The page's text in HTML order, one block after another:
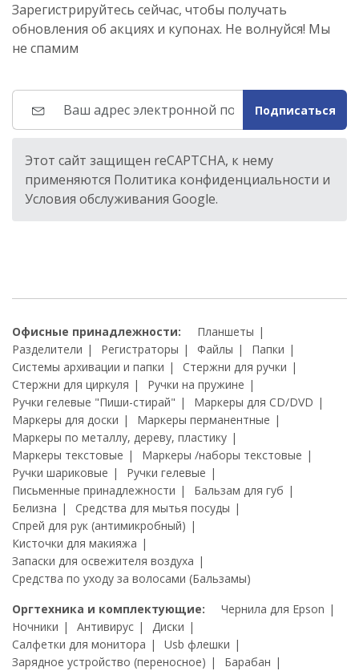
Зарегистрируйтесь сейчас, чтобы получать
обновления об акциях и купонах. Не волнуйся! Мы
не спамим
Подписаться
Этот сайт защищен reCAPTCHA, к нему
применяются Политика конфиденциальности и
Условия обслуживания Google.
Офисные принадлежности:
Планшеты
Разделители
Регистраторы Файлы
Папки
Системы архивации и папки
Стержни для ручки
Стержни для циркуля
Ручки на пружине
Ручки гелевые "Пиши-стирай"
Маркеры для CD/DVD
Маркеры для доски
Маркеры перманентные
Маркеры по металлу, дереву, пластику
Маркеры текстовые
Маркеры /наборы текстовые
Ручки шариковые
Ручки гелевые
Письменные принадлежности
Бальзам для губ
Белизна
Средства для мытья посуды
Спрей для рук (антимикробный)
Кисточки для макияжа
Запаски для освежителя воздуха
Средства по уходу за волосами (Бальзамы)
Оргтехника и комплектующие:
Чернила для Epson
Ночники
Антивирус
Диски
Салфетки для монитора
Usb флешки
Зарядное устройство (переносное)
Барабан